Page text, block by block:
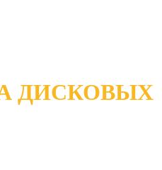
ДИСКОВЫХ